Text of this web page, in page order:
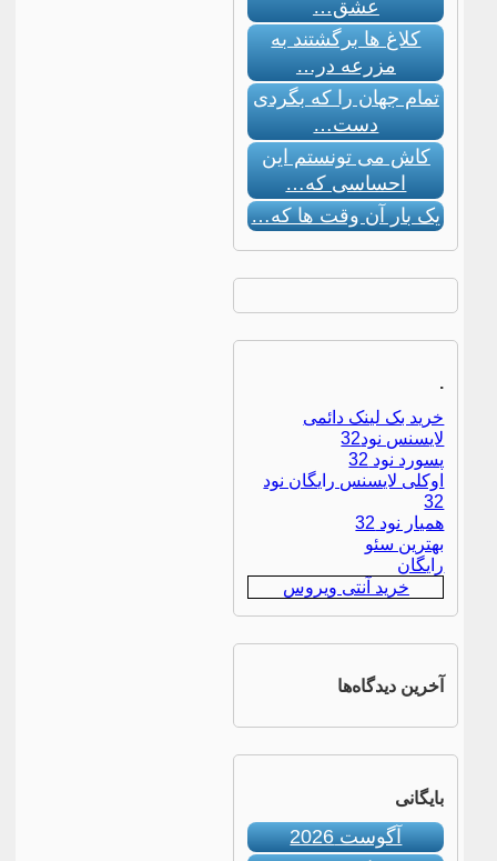
عشق…
کلاغ ها برگشتند به
مزرعه در…
تمام جهان را که بگردی
دست…
کاش می تونستم این
احساسی که…
یک بار آن وقت ها که…
.
خرید بک لینک دائمی
لایسنس نود32
پسورد نود 32
اوکلی لایسنس رایگان نود
32
همیار نود 32
بهترین سئو
رایگان
خرید آنتی ویروس
آخرین دیدگاه‌ها
بایگانی
آگوست 2026